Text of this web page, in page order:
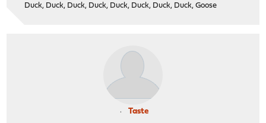
Duck, Duck, Duck, Duck, Duck, Duck, Duck, Duck, Goose
Taste